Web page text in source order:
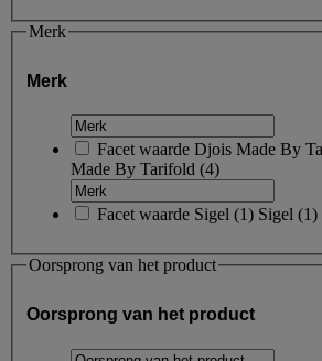
Merk
Merk
Facet waarde Djois Made By
Made By Tarifold (4)
Facet waarde Sigel (1) Sigel (1)
Oorsprong van het product
Oorsprong van het product